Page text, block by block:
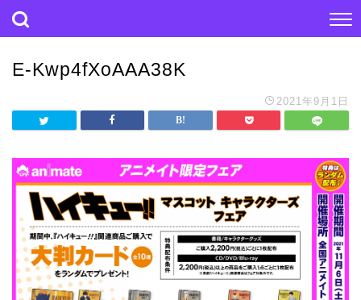
E-Kwp4fXoAAA38K
2021年9月1日